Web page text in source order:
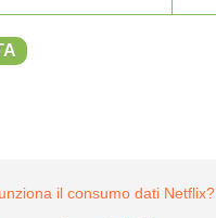
il consumo dati Netflix?